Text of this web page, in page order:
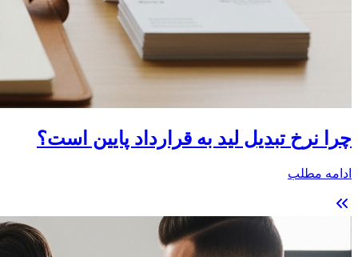
چرا نرخ تبدیل لید به قرارداد پایین است؟
ادامه مطلب